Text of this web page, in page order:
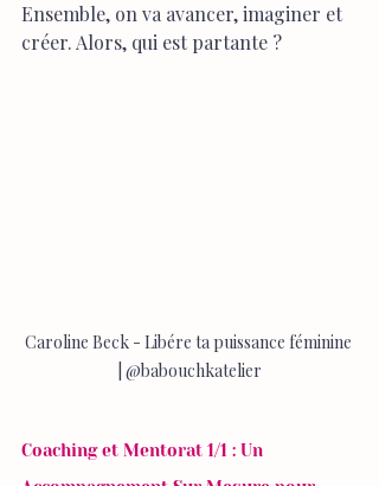
Ensemble, on va avancer, imaginer et
créer. Alors, qui est partante ?
Caroline Beck - Libére ta puissance féminine
| @babouchkatelier
Coaching et Mentorat 1/1 : Un